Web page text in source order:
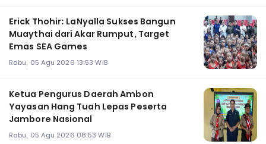
Erick Thohir: LaNyalla Sukses Bangun
Muaythai dari Akar Rumput, Target
Emas SEA Games
Rabu, 05 Agu 2026 13:53 WIB
Ketua Pengurus Daerah Ambon
Yayasan Hang Tuah Lepas Peserta
Jambore Nasional
Rabu, 05 Agu 2026 08:53 WIB